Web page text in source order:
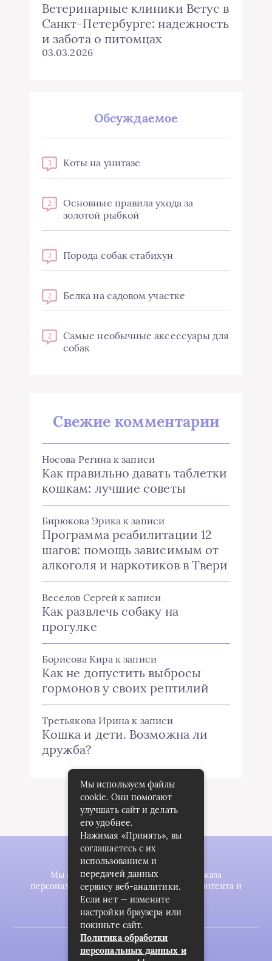
Ветеринарные клиники Ветус в
Санкт-Петербурге: надежность
и забота о питомцах
03.03.2026
Обсуждаемое
3 Коты на унитазе
2
Основные правила ухода за
золотой рыбкой
2 Порода собак стабихун
2 Белка на садовом участке
2
Самые необычные аксессуары для
собак
Свежие комментарии
Носова Регина к записи
Как правильно давать таблетки
кошкам: лучшие советы
Бирюкова Эрика к записи
Программа реабилитации 12
шагов: помощь зависимым от
алкоголя и наркотиков в Твери
Веселов Сергей к записи
Как развлечь собаку на
прогулке
Борисова Кира к записи
Как не допустить выбросы
гормонов у своих рептилий
Третьякова Ирина к записи
Кошка и дети. Возможна ли
дружба?
Мы используем файлы cookie для показа
персонализированной рекламы и/или контента и
анализа нашего трафика.
2023 © zookomplekt.ru
Мы используем файлы
cookie. Они помогают
улучшать сайт и делать
его удобнее.
Нажимая «Принять», вы
соглашаетесь с их
использованием и
передачей данных
сервису веб-аналитики.
Если нет — измените
настройки браузера или
покиньте сайт.
Политика обработки
персональных данных и